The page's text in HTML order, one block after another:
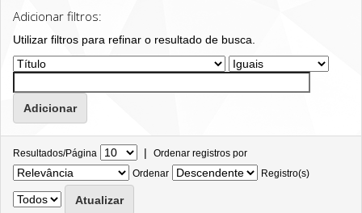
Adicionar filtros:
Utilizar filtros para refinar o resultado de busca.
Resultados/Página | Ordenar registros por
Ordenar
Registro(s)